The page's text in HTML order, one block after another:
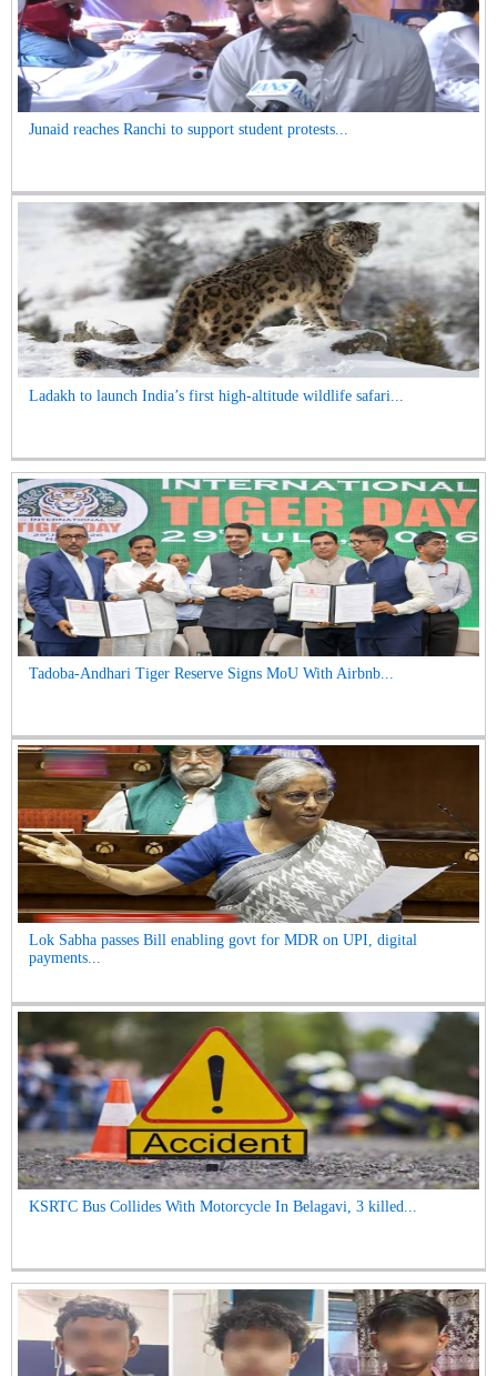
Junaid reaches Ranchi to support student protests...
Ladakh to launch India’s first high-altitude wildlife safari...
Tadoba-Andhari Tiger Reserve Signs MoU With Airbnb...
Lok Sabha passes Bill enabling govt for MDR on UPI, digital
payments...
KSRTC Bus Collides With Motorcycle In Belagavi, 3 killed...